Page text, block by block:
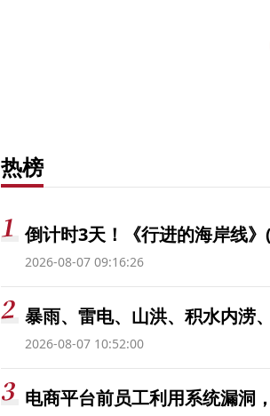
热榜
倒计时3天！《行进的海岸线
2026-08-07 09:16:26
暴雨、雷电、山洪、积水内涝
2026-08-07 10:52:00
电商平台前员工利用系统漏洞